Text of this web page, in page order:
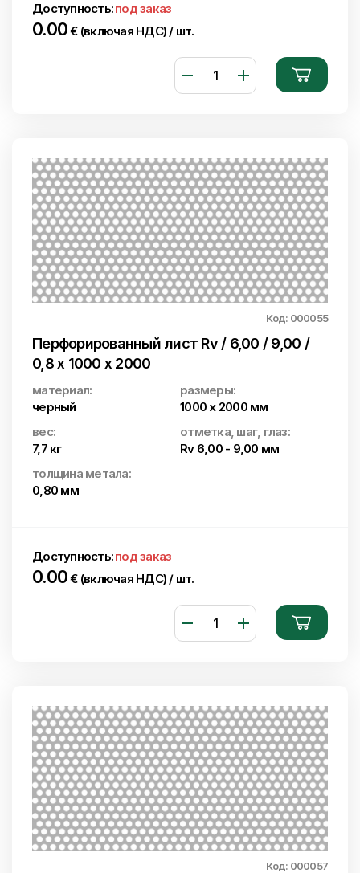
Доступность:под заказ
0.00€ (включая НДС) / шт.
Код: 000055
Перфорированный лист Rv / 6,00 / 9,00 /
0,8 x 1000 x 2000
материал:
черный
размеры:
1000 x 2000 мм
вес:
7,7 кг
отметка, шаг, глаз:
Rv 6,00 - 9,00 мм
толщина метала:
0,80 мм
Доступность:под заказ
0.00€ (включая НДС) / шт.
Код: 000057